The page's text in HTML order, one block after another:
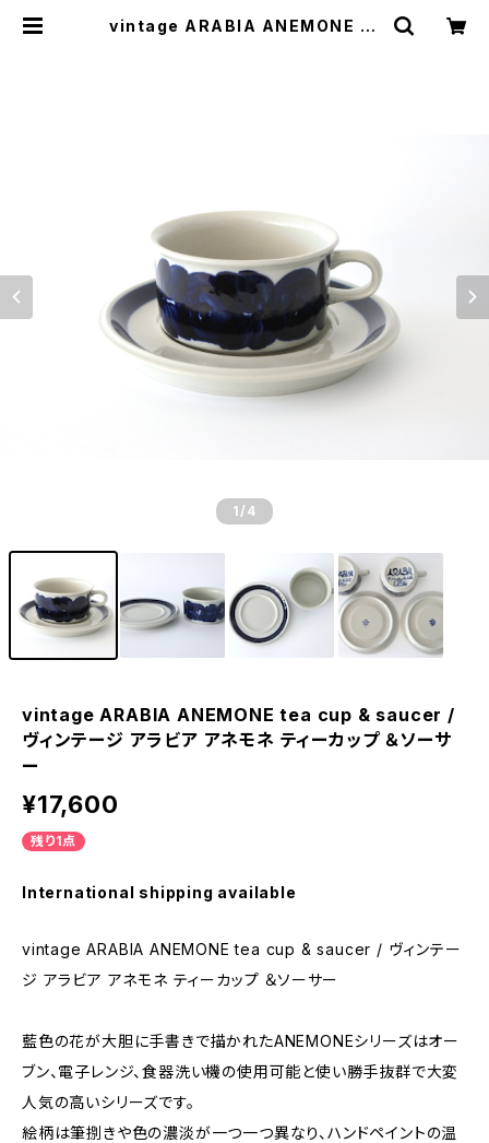
vintage ARABIA ANEMONE te
1 /4
vintage ARABIA ANEMONE tea cup & saucer /
ヴィンテージ アラビア アネモネ ティーカップ ＆ソーサ
ー
¥17,600
残り1点
International shipping available
vintage ARABIA ANEMONE tea cup & saucer / ヴィンテー
ジ アラビア アネモネ ティーカップ ＆ソーサー
藍色の花が大胆に手書きで描かれたANEMONEシリーズはオー
ブン、電子レンジ、食器洗い機の使用可能と使い勝手抜群で大変
人気の高いシリーズです。
絵柄は筆捌きや色の濃淡が一つ一つ異なり、ハンドペイントの温